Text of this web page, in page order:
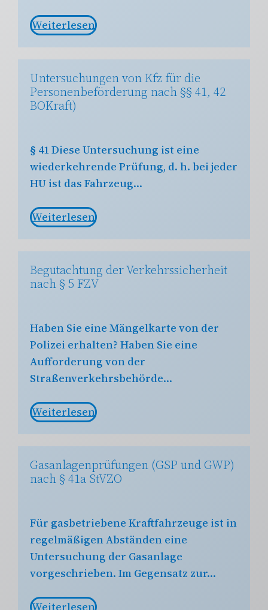
Weiterlesen
Untersuchungen von Kfz für die
Personenbeförderung nach §§ 41, 42
BOKraft)
§ 41 Diese Untersuchung ist eine
wiederkehrende Prüfung, d. h. bei jeder
HU ist das Fahrzeug…
Weiterlesen
Begutachtung der Verkehrssicherheit
nach § 5 FZV
Haben Sie eine Mängelkarte von der
Polizei erhalten? Haben Sie eine
Aufforderung von der
Straßenverkehrsbehörde…
Weiterlesen
Gasanlagenprüfungen (GSP und GWP)
nach § 41a StVZO
Für gasbetriebene Kraftfahrzeuge ist in
regelmäßigen Abständen eine
Untersuchung der Gasanlage
vorgeschrieben. Im Gegensatz zur…
Weiterlesen